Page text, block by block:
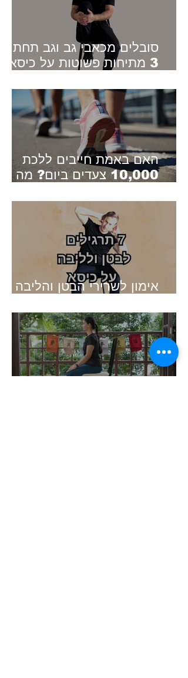
סובלים מכאבי גב וגב
3 מתיחות פשוטות על כיסא
האם באמת חייבים ללכת
10,000 צעדים ביום? מה
אומרים
אימון לשרירי הבטן והליבה